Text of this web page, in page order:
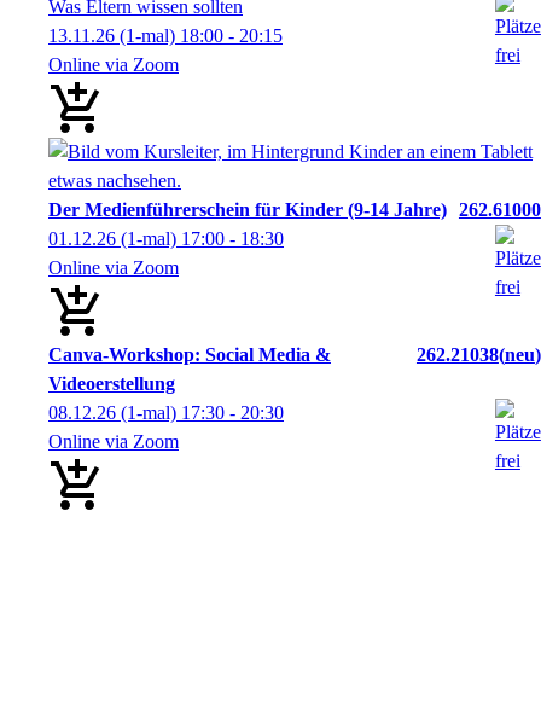
Was Eltern wissen sollten
13.11.26 (1-mal) 18:00 - 20:15
Online via Zoom
Der Medienführerschein für Kinder (9-14 Jahre) 262.61000
01.12.26 (1-mal) 17:00 - 18:30
Online via Zoom
Canva-Workshop: Social Media &
Videoerstellung
262.21038 neu
08.12.26 (1-mal) 17:30 - 20:30
Online via Zoom